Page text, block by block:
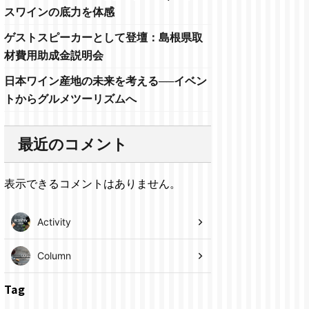
スワインの底力を体感
ゲストスピーカーとして登壇：島根県取
材費用助成金説明会
日本ワイン産地の未来を考える──イベン
トからグルメツーリズムへ
最近のコメント
表示できるコメントはありません。
Activity
Column
Tag